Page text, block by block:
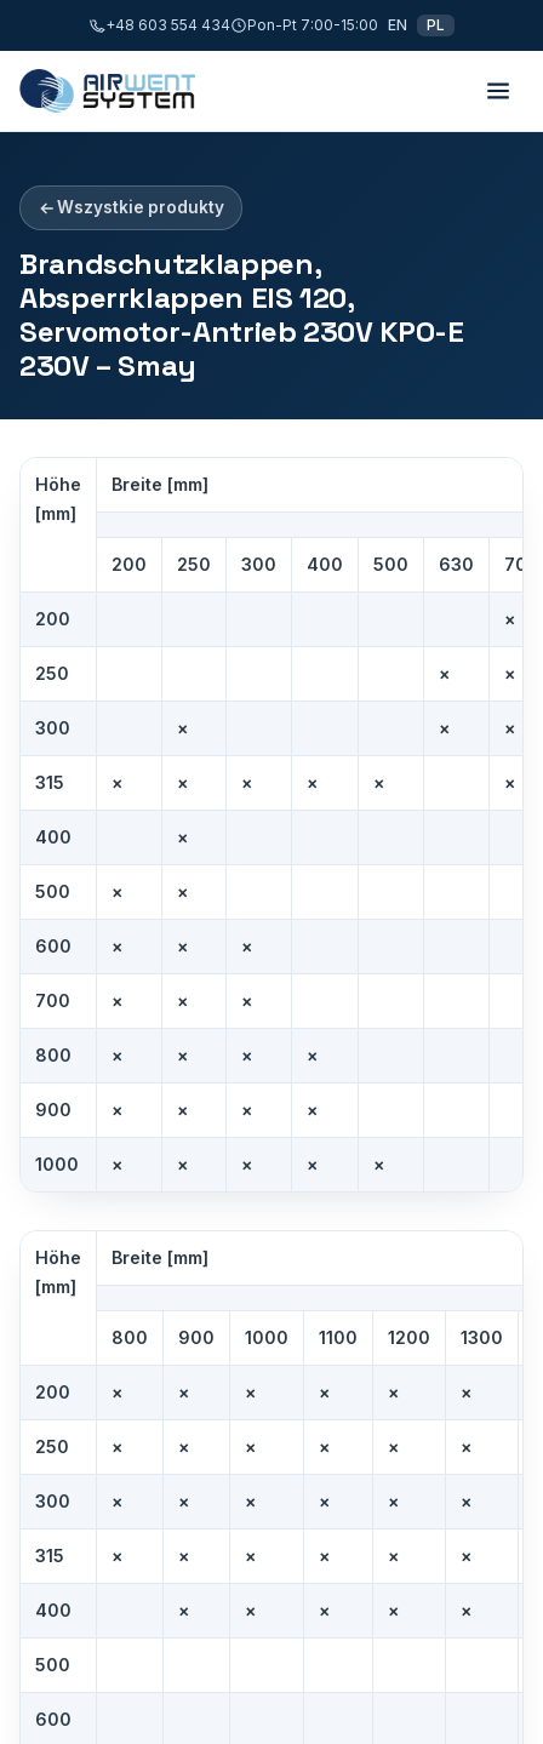
+48 603 554 434 Pon-Pt 7:00-15:00 EN PL
Wszystkie produkty
Brandschutzklappen,
Absperrklappen EIS 120,
Servomotor-Antrieb 230V KPO-E
230V – Smay
Höhe
[mm]
Breite [mm]
200 250 300 400 500 630 700
200 ×
250 × ×
300 × × ×
315 × × × × × ×
400 ×
500 × ×
600 × × ×
700 × × ×
800 × × × ×
900 × × × ×
1000 × × × × ×
Höhe
[mm]
Breite [mm]
800 900 1000 1100 1200 1300
200 × × × × × ×
250 × × × × × ×
300 × × × × × ×
315 × × × × × ×
400 × × × × ×
500
600